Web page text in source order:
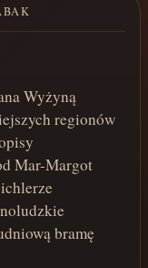
Wyżyną
regionów
Mar-Margot
bramę